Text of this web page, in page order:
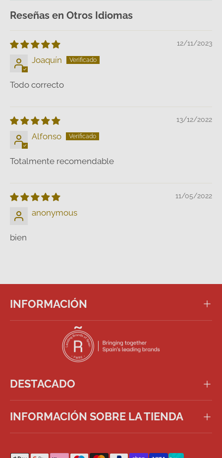
Reseñas en Otros Idiomas
12/11/2023
Joaquín
Todo correcto
13/12/2022
Alfonso
Totalmente recomendable
11/05/2022
anonymous
bien
INFORMACIÓN
DESTACADO
INFORMACIÓN SOBRE LA TIENDA